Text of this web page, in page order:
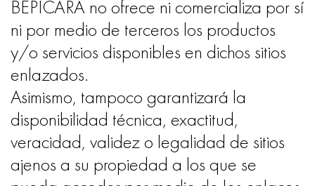
BEPICARA no ofrece ni comercializa por sí
ni por medio de terceros los productos
y/o servicios disponibles en dichos sitios
enlazados.
Asimismo, tampoco garantizará la
disponibilidad técnica, exactitud,
veracidad, validez o legalidad de sitios
ajenos a su propiedad a los que se